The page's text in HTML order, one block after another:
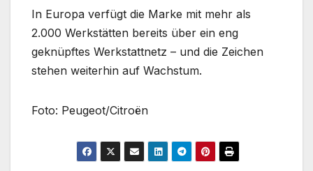
In Europa verfügt die Marke mit mehr als
2.000 Werkstätten bereits über ein eng
geknüpftes Werkstattnetz – und die Zeichen
stehen weiterhin auf Wachstum.
Foto: Peugeot/Citroën